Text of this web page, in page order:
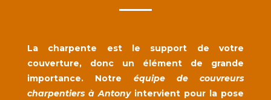
La charpente est le support de votre
couverture, donc un élément de grande
importance. Notre équipe de couvreurs
charpentiers à Antonyintervient pour la pose